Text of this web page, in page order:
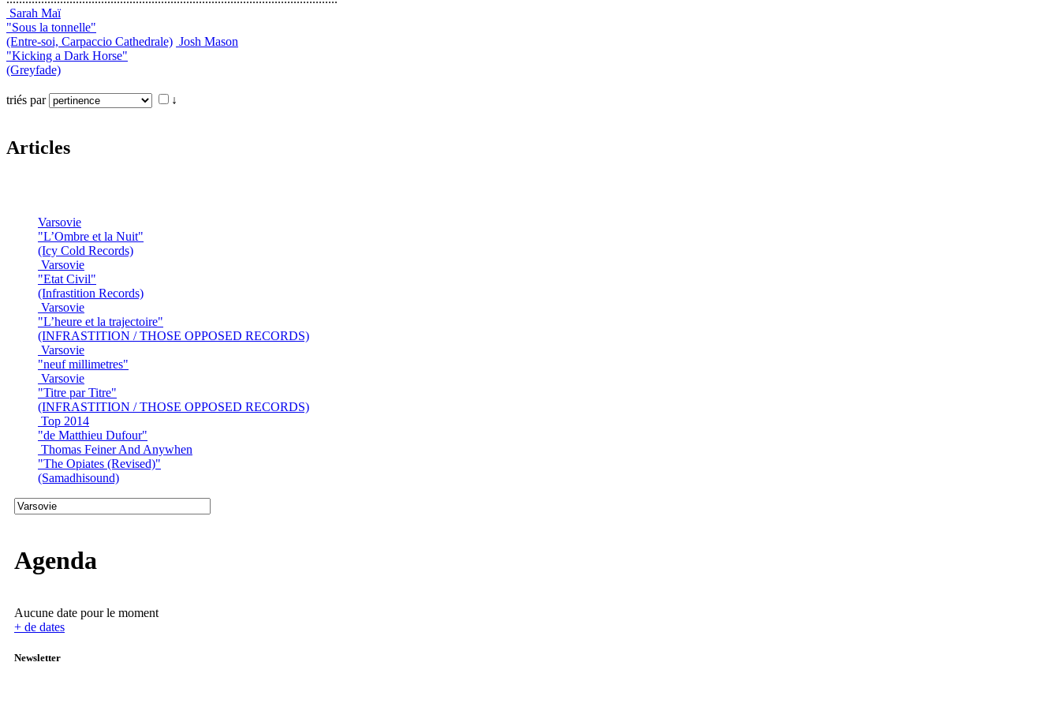
Sarah Maï
"Sous la tonnelle"
(Entre-soi, Carpaccio Cathedrale) Josh Mason
"Kicking a Dark Horse"
(Greyfade)
triés par ↓
Articles
Varsovie
"L’Ombre et la Nuit"
(Icy Cold Records)
Varsovie
"Etat Civil"
(Infrastition Records)
Varsovie
"L’heure et la trajectoire"
(INFRASTITION / THOSE OPPOSED RECORDS)
Varsovie
"neuf millimetres"
Varsovie
"Titre par Titre"
(INFRASTITION / THOSE OPPOSED RECORDS)
Top 2014
"de Matthieu Dufour"
Thomas Feiner And Anywhen
"The Opiates (Revised)"
(Samadhisound)
Agenda
Aucune date pour le moment
+ de dates
Newsletter